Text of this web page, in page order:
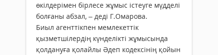
өкілдерімен бірлесе жұмыс істеуге мүдделі
болғаны абзал, – деді Г.Омарова.
Биыл агенттікпен мемлекеттік
қызметшілердің күнделікті жұмы­сында
қолдануға қолайлы Әдеп кодексінің қойын